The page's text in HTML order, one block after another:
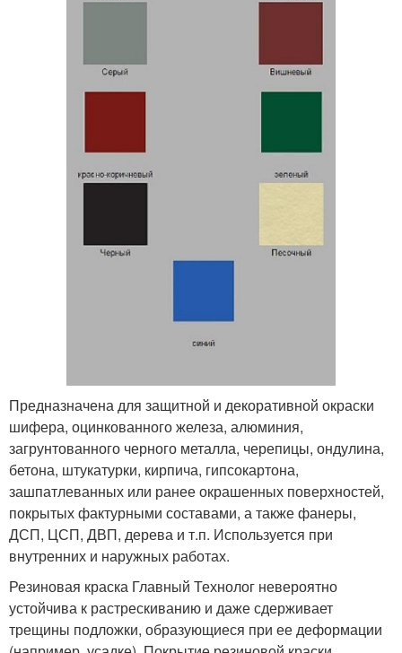
Предназначена для защитной и декоративной окраски
шифера, оцинкованного железа, алюминия,
загрунтованного черного металла, черепицы, ондулина,
бетона, штукатурки, кирпича, гипсокартона,
зашпатлеванных или ранее окрашенных поверхностей,
покрытых фактурными составами, а также фанеры,
ДСП, ЦСП, ДВП, дерева и т.п. Используется при
внутренних и наружных работах.
Резиновая краска Главный Технолог невероятно
устойчива к растрескиванию и даже сдерживает
трещины подложки, образующиеся при ее деформации